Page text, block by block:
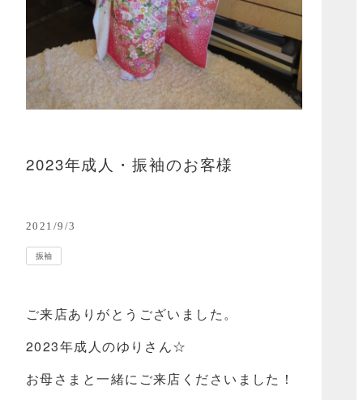
2023年成人・振袖のお客様
2021/9/3
振袖
ご来店ありがとうございました。
2023年成人のゆりさん☆
お母さまと一緒にご来店くださいました！